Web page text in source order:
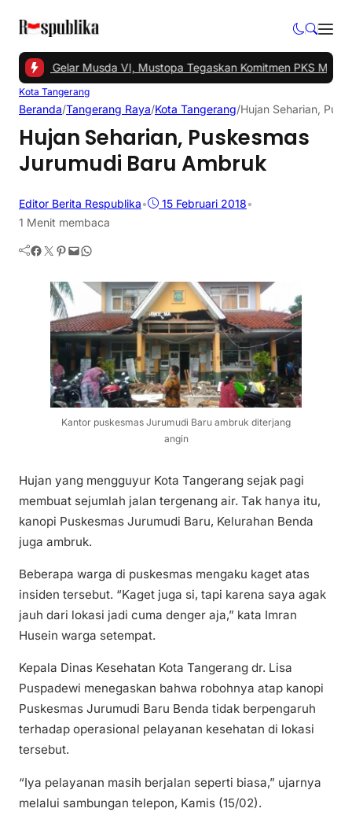
Gelar Musda VI, Mustopa Tegaskan Komitmen PKS
Kota Tangerang
Beranda/Tangerang Raya/Kota Tangerang/Hujan Seharian,
Hujan Seharian, Puskesmas
Jurumudi Baru Ambruk
Editor Berita Respublika• 15 Februari 2018•
1 Menit membaca
Facebook Twitter Pinterest Mail WhatsApp
Kantor puskesmas Jurumudi Baru ambruk diterjang
angin
Hujan yang mengguyur Kota Tangerang sejak pagi
membuat sejumlah jalan tergenang air. Tak hanya itu,
kanopi Puskesmas Jurumudi Baru, Kelurahan Benda
juga ambruk.
Beberapa warga di puskesmas mengaku kaget atas
insiden tersebut. “Kaget juga si, tapi karena saya agak
jauh dari lokasi jadi cuma denger aja,” kata Imran
Husein warga setempat.
Kepala Dinas Kesehatan Kota Tangerang dr. Lisa
Puspadewi menegaskan bahwa robohnya atap kanopi
Puskesmas Jurumudi Baru Benda tidak berpengaruh
terhadap operasional pelayanan kesehatan di lokasi
tersebut.
“Iya pelayanan masih berjalan seperti biasa,” ujarnya
melalui sambungan telepon, Kamis (15/02).